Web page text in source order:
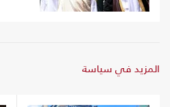
المزيد في سياسة